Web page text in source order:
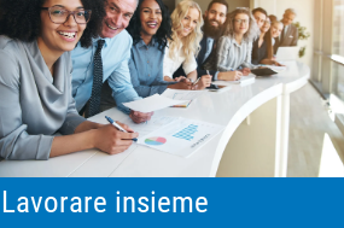
Lavorare insieme